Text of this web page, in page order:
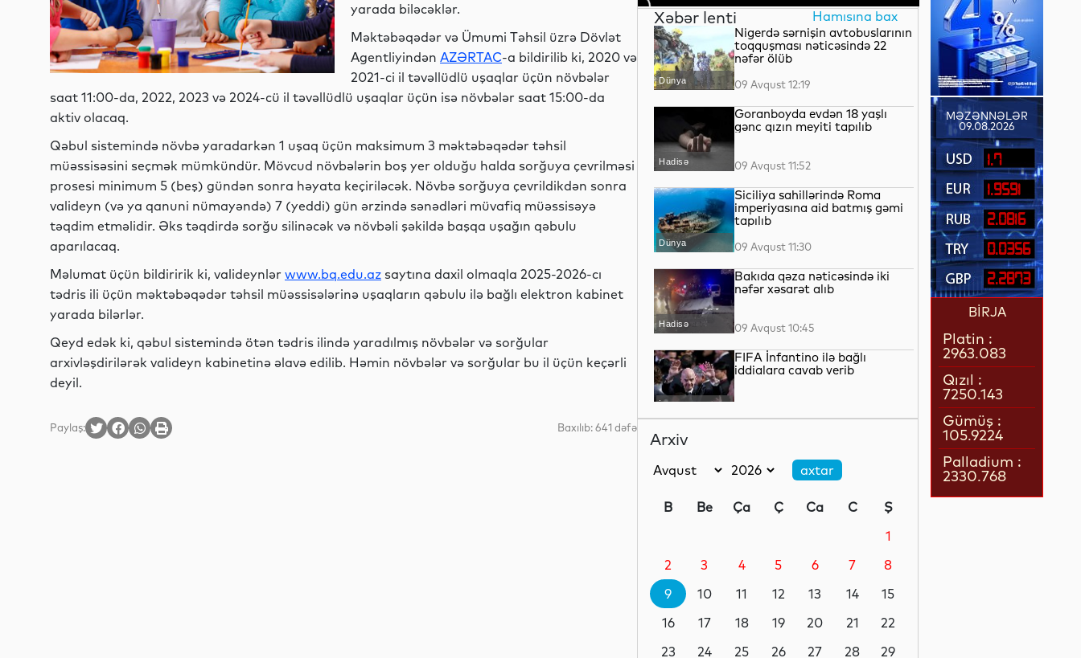
yarada biləcəklər.
Məktəbəqədər və Ümumi Təhsil üzrə Dövlət
Agentliyindən AZƏRTAC-a bildirilib ki, 2020 və
2021-ci il təvəllüdlü uşaqlar üçün növbələr
saat 11:00-da, 2022, 2023 və 2024-cü il təvəllüdlü uşaqlar üçün isə növbələr saat 15:00-da
aktiv olacaq.
Qəbul sistemində növbə yaradarkən 1 uşaq üçün maksimum 3 məktəbəqədər təhsil
müəssisəsini seçmək mümkündür. Mövcud növbələrin boş yer olduğu halda sorğuya çevrilməsi
prosesi minimum 5 (beş) gündən sonra həyata keçiriləcək. Növbə sorğuya çevrildikdən sonra
valideyn (və ya qanuni nümayəndə) 7 (yeddi) gün ərzində sənədləri müvafiq müəssisəyə
təqdim etməlidir. Əks təqdirdə sorğu silinəcək və növbəli şəkildə başqa uşağın qəbulu
aparılacaq.
Məlumat üçün bildiririk ki, valideynlər www.bq.edu.az saytına daxil olmaqla 2025-2026-cı
tədris ili üçün məktəbəqədər təhsil müəssisələrinə uşaqların qəbulu ilə bağlı elektron kabinet
yarada bilərlər.
Qeyd edək ki, qəbul sistemində ötən tədris ilində yaradılmış növbələr və sorğular
arxivləşdirilərək valideyn kabinetinə əlavə edilib. Həmin növbələr və sorğular bu il üçün keçərli
deyil.
Paylaş: Baxılıb: 641 dəfə
Xəbər lenti Hamısına bax
Dünya
Nigerdə sərnişin avtobuslarının
toqquşması nəticəsində 22
nəfər ölüb
09 Avqust 12:19
Hadisə
Goranboyda evdən 18 yaşlı
gənc qızın meyiti tapılıb
09 Avqust 11:52
Dünya
Siciliya sahillərində Roma
imperiyasına aid batmış gəmi
tapılıb
09 Avqust 11:30
Hadisə
Bakıda qəza nəticəsində iki
nəfər xəsarət alıb
09 Avqust 10:45
İdman
FIFA İnfantino ilə bağlı
iddialara cavab verib
Dünya 09 Avqust 09:25
Dünya
İraqda qonşu ölkəyə hücum
edilib
09 Avqust 08:50
Arxiv
B Be Ça Ç Ca C
Ş
1
2
3 4 5 6 7
8
9
10 11 12 13 14
15
16
17 18 19 20 21
22
23
24 25 26 27 28
29
MƏZƏNNƏLƏR
09.08.2026
1.7
1.9591
2.0816
0.0356
2.2873
BİRJA
Platin :
2963.083
Qızıl :
7250.143
Gümüş :
105.9224
Palladium :
2330.768